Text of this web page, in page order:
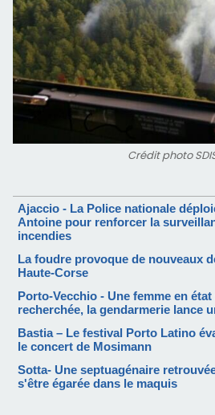
Crédit photo
Ajaccio - La Police nationale
Antoine pour renforcer la
incendies
La foudre provoque de nouveaux
Haute-Corse
Porto-Vecchio - Une femme en
recherchée, la gendarmerie lance
Bastia – Le festival Porto Latino
le concert de Mosimann
Sotta- Une septuagénaire
s'être égarée dans le maquis